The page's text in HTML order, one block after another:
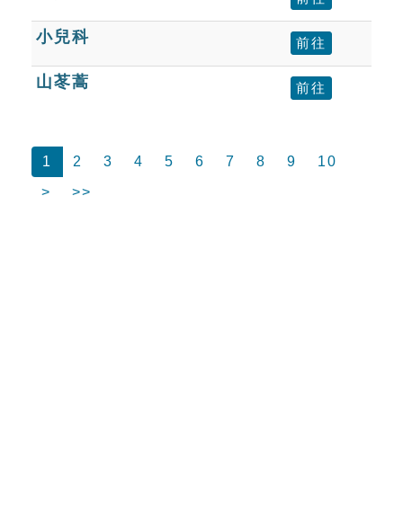
小兒科 前往
山苳蒿 前往
1 2 3 4 5 6 7 8 9
10
>
>>